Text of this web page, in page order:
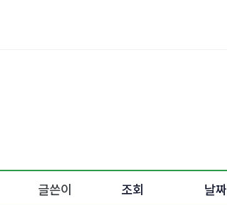
글쓴이 조회 날짜